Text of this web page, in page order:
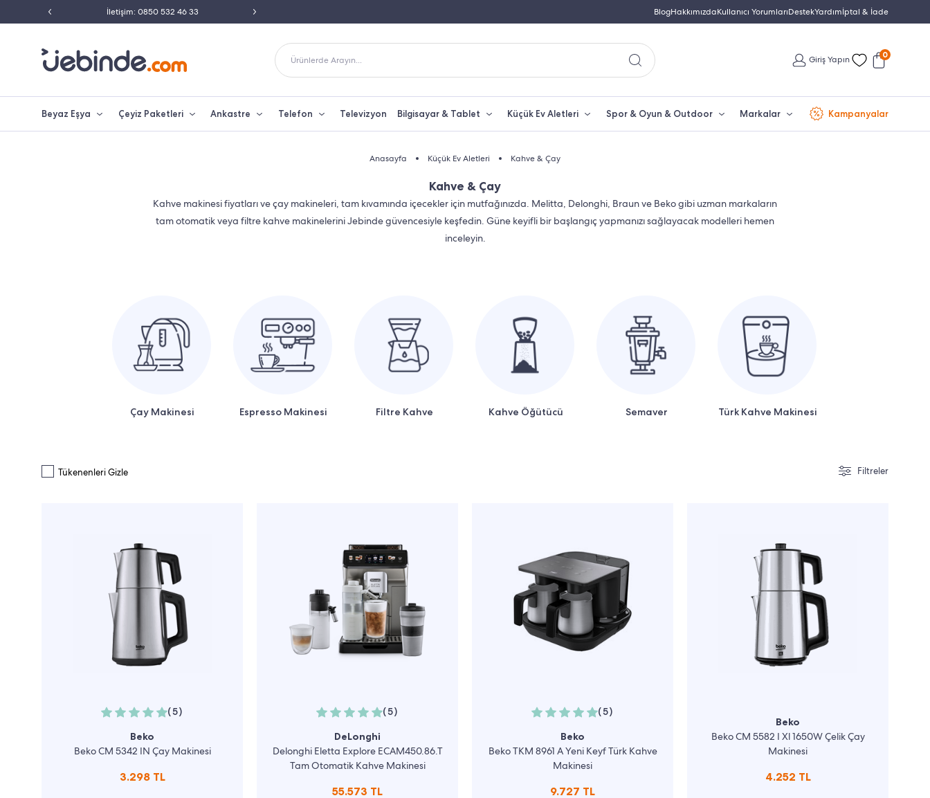
Peşin Fiyatına Taksit İmkanı Türkiye'nin En Büyük Beko Yetkili Satıcısı İletişim: 0850
BlogHakkımızdaKullanıcı YorumlarıDestekYardımİptal & İade
Ürünlerde Arayın... Giriş Yapın 0
Beyaz Eşya Çeyiz Paketleri Ankastre Telefon Televizyon Bilgisayar & Tablet Küçük Ev Aletleri Spor & Oyun & Outdoor Markalar Kampanyalar
Anasayfa Küçük Ev Aletleri Kahve & Çay
Kahve & Çay
Kahve makinesi fiyatları ve çay makineleri, tam kıvamında içecekler için mutfağınızda. Melitta, Delonghi, Braun ve Beko gibi uzman markaların
tam otomatik veya filtre kahve makinelerini Jebinde güvencesiyle keşfedin. Güne keyifli bir başlangıç yapmanızı sağlayacak modelleri hemen
inceleyin.
Çay Makinesi Espresso Makinesi
Filtre Kahve
Kahve Öğütücü Semaver Türk Kahve Makinesi
Tükenenleri Gizle Filtreler
(5)
Beko
Beko CM 5342 IN Çay Makinesi
3.298 TL
(5)
DeLonghi
Delonghi Eletta Explore ECAM450.86.T
Tam Otomatik Kahve Makinesi
55.573 TL
(5)
Beko
Beko TKM 8961 A Yeni Keyf Türk Kahve
Makinesi
9.727 TL
Beko
Beko CM 5582 I Xl 1650W Çelik Çay
Makinesi
4.252 TL